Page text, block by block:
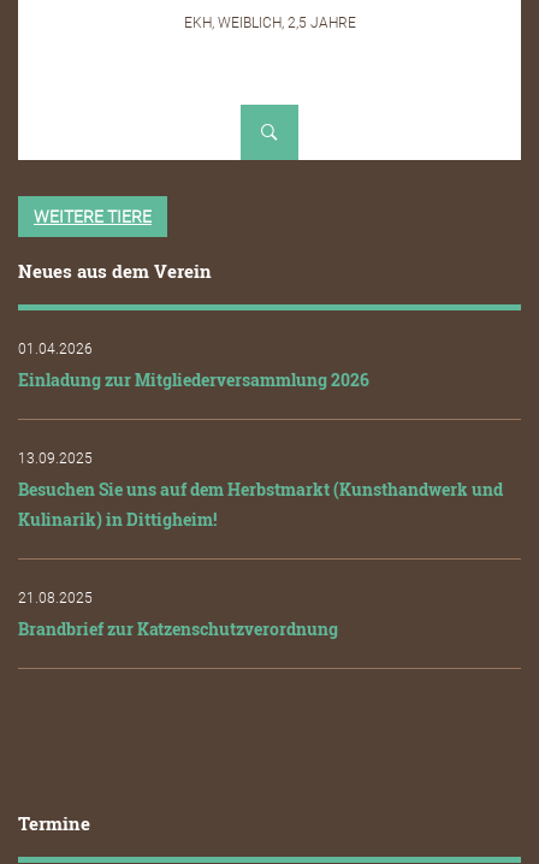
EKH, WEIBLICH, 2,5 JAHRE
WEITERE TIERE
Neues aus dem Verein
01.04.2026
Einladung zur Mitgliederversammlung 2026
13.09.2025
Besuchen Sie uns auf dem Herbstmarkt (Kunsthandwerk und
Kulinarik) in Dittigheim!
21.08.2025
Brandbrief zur Katzenschutzverordnung
Termine